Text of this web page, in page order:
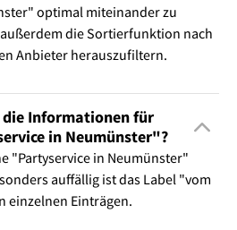
optimal miteinander zu
die Sortierfunktion nach
Anbieter herauszufiltern.
die Informationen für
in Neumünster"?
"Partyservice in Neumünster"
auffällig ist das Label "vom
einzelnen Einträgen.